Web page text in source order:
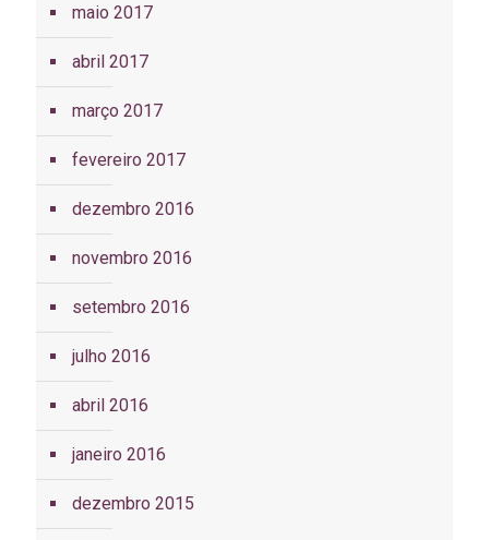
maio 2017
abril 2017
março 2017
fevereiro 2017
dezembro 2016
novembro 2016
setembro 2016
julho 2016
abril 2016
janeiro 2016
dezembro 2015